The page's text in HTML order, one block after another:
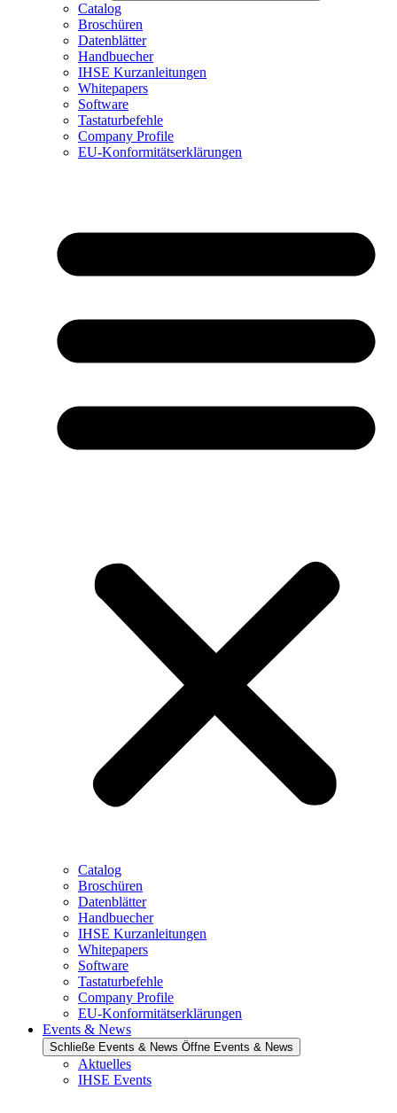
Catalog
Broschüren
Datenblätter
Handbuecher
IHSE Kurzanleitungen
Whitepapers
Software
Tastaturbefehle
Company Profile
EU-Konformitätserklärungen
Catalog
Broschüren
Datenblätter
Handbuecher
IHSE Kurzanleitungen
Whitepapers
Software
Tastaturbefehle
Company Profile
EU-Konformitätserklärungen
Events & News
Schließe Events & News Öffne Events & News
Aktuelles
IHSE Events